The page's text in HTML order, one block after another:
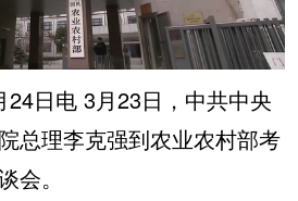
路 亚太网 上市公司
日电 3月23日，中共中央
总理李克强到农业农村部考
会。